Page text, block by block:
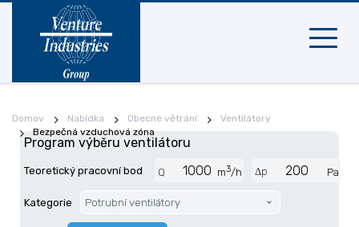
Mobilní
Domov Nabídka Obecné větrání
Ventilátory
Bezpečná vzduchová zóna
Program výběru ventilátoru
Teoretický pracovní bod Q m3/h Δp Pa
Kategorie Potrubní ventilátory